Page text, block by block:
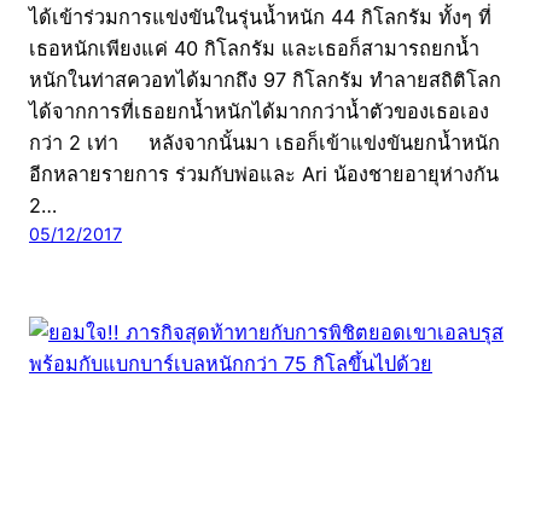
ได้เข้าร่วมการแข่งขันในรุ่นน้ำหนัก 44 กิโลกรัม ทั้งๆ ที่
เธอหนักเพียงแค่ 40 กิโลกรัม และเธอก็สามารถยกน้ำ
หนักในท่าสควอทได้มากถึง 97 กิโลกรัม ทำลายสถิติโลก
ได้จากการที่เธอยกน้ำหนักได้มากกว่าน้ำตัวของเธอเอง
กว่า 2 เท่า หลังจากนั้นมา เธอก็เข้าแข่งขันยกน้ำหนัก
อีกหลายรายการ ร่วมกับพ่อและ Ari น้องชายอายุห่างกัน
2…
05/12/2017